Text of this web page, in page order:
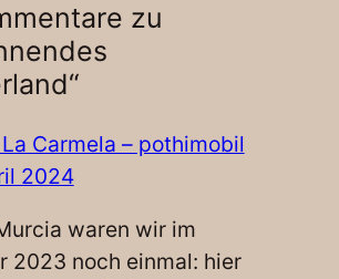
zu
Carmela – pothimobil
2024
waren wir im
2023 noch einmal: hier